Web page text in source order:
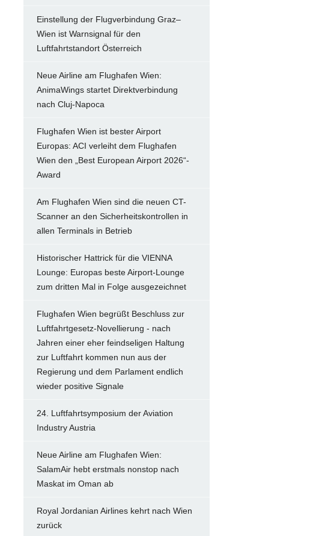
Einstellung der Flugverbindung Graz–
Wien ist Warnsignal für den
Luftfahrtstandort Österreich
Neue Airline am Flughafen Wien:
AnimaWings startet Direktverbindung
nach Cluj-Napoca
Flughafen Wien ist bester Airport
Europas: ACI verleiht dem Flughafen
Wien den „Best European Airport 2026“-
Award
Am Flughafen Wien sind die neuen CT-
Scanner an den Sicherheitskontrollen in
allen Terminals in Betrieb
Historischer Hattrick für die VIENNA
Lounge: Europas beste Airport-Lounge
zum dritten Mal in Folge ausgezeichnet
Flughafen Wien begrüßt Beschluss zur
Luftfahrtgesetz-Novellierung - nach
Jahren einer eher feindseligen Haltung
zur Luftfahrt kommen nun aus der
Regierung und dem Parlament endlich
wieder positive Signale
24. Luftfahrtsymposium der Aviation
Industry Austria
Neue Airline am Flughafen Wien:
SalamAir hebt erstmals nonstop nach
Maskat im Oman ab
Royal Jordanian Airlines kehrt nach Wien
zurück